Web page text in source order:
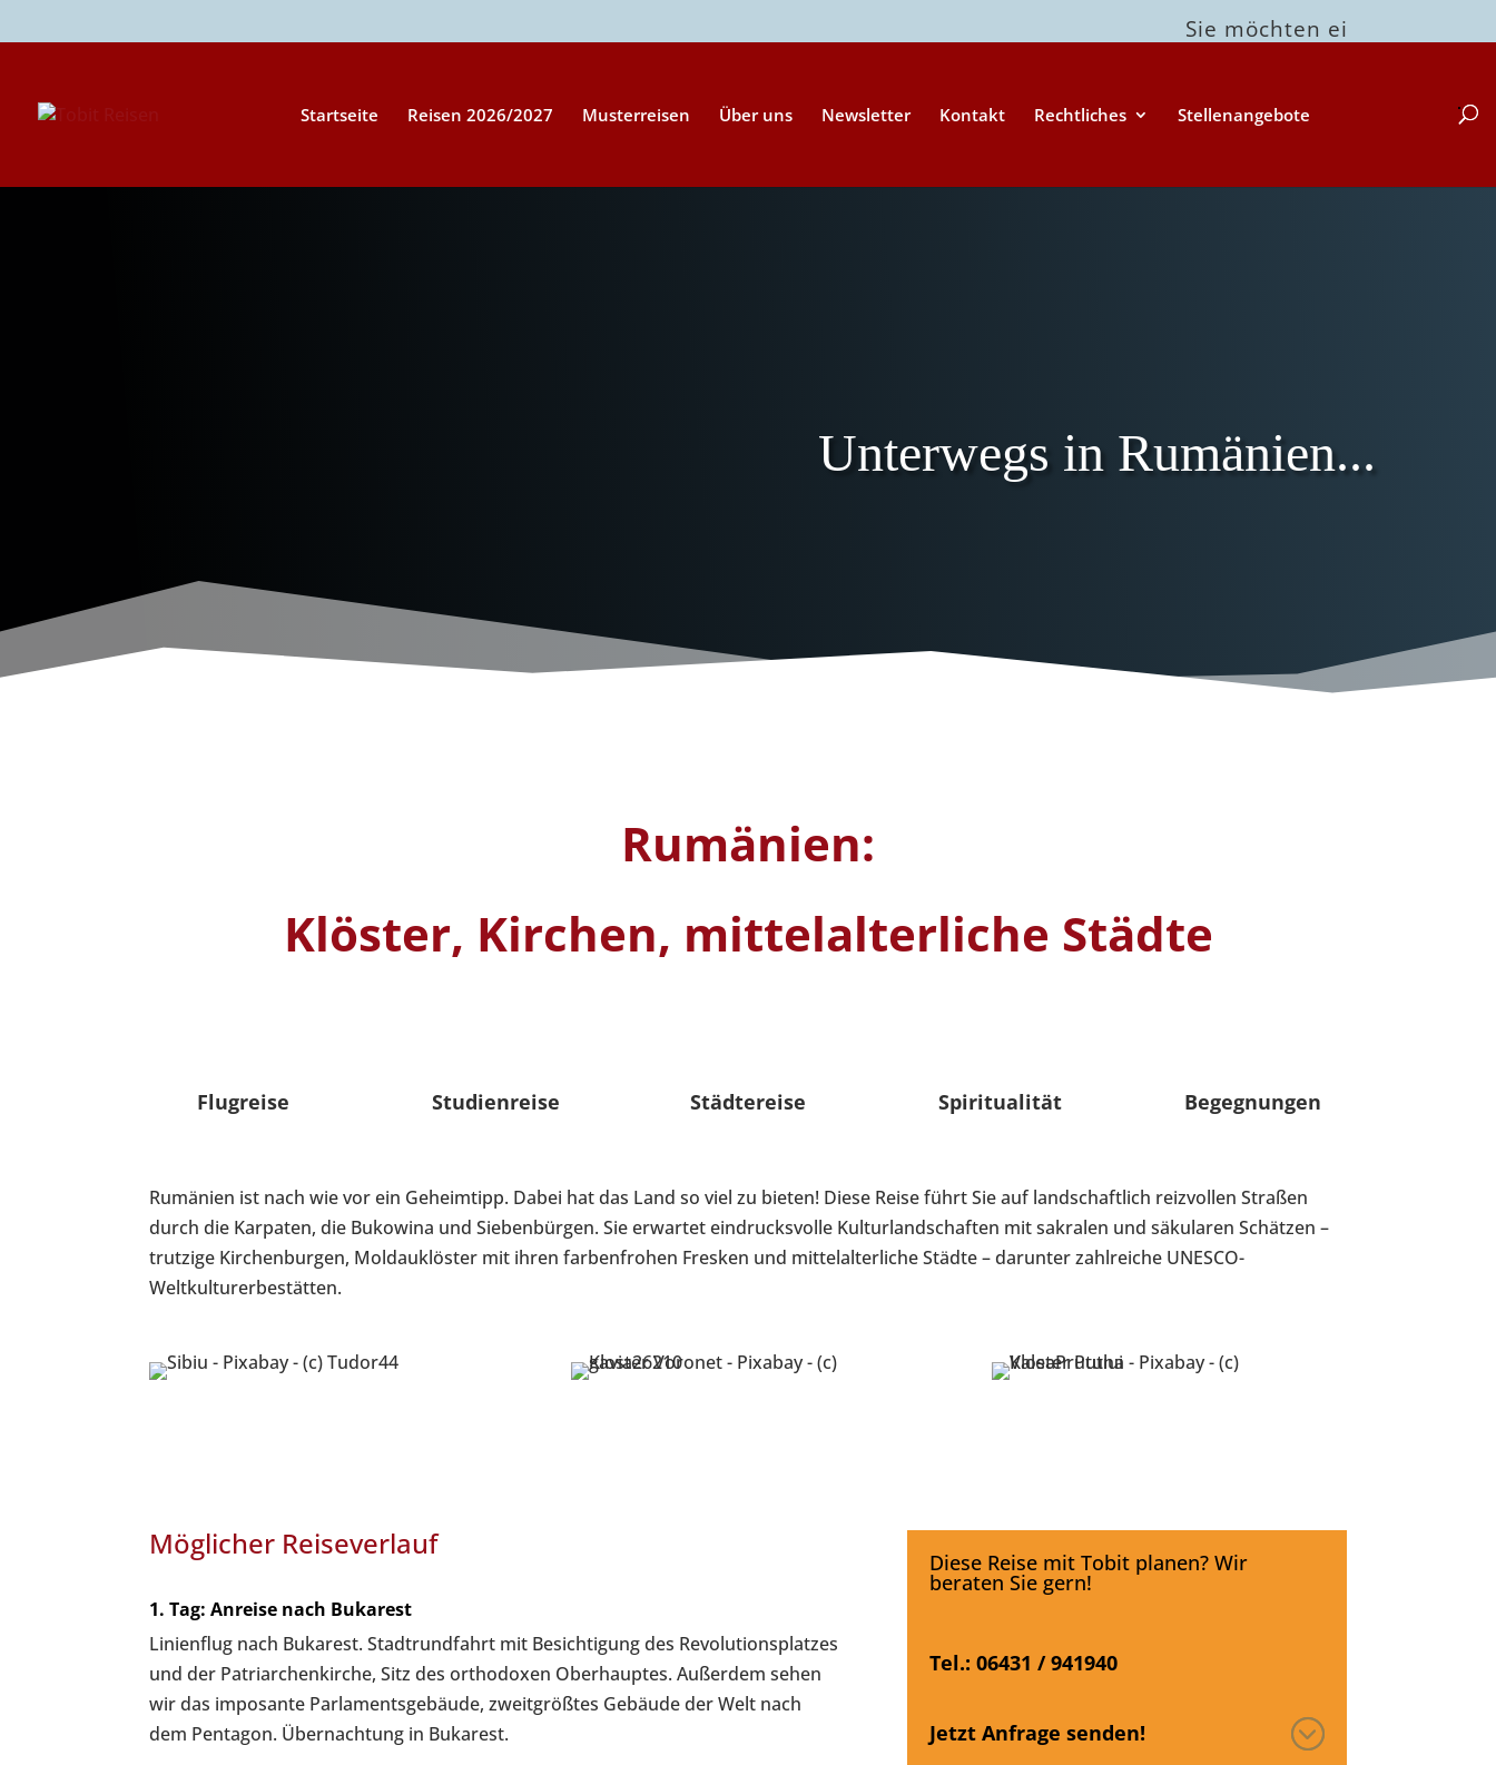
Sie möchten eine
Startseite Reisen 2026/2027 Musterreisen Über uns Newsletter Kontakt Rechtliches Stellenangebote
Unterwegs in Rumänien...
Rumänien:
Klöster, Kirchen, mittelalterliche Städte
Flugreise Studienreise Städtereise Spiritualität Begegnungen
Rumänien ist nach wie vor ein Geheimtipp. Dabei hat das Land so viel zu bieten! Diese Reise führt Sie auf landschaftlich reizvollen Straßen
durch die Karpaten, die Bukowina und Siebenbürgen. Sie erwartet eindrucksvolle Kulturlandschaften mit sakralen und säkularen Schätzen –
trutzige Kirchenburgen, Moldauklöster mit ihren farbenfrohen Fresken und mittelalterliche Städte – darunter zahlreiche UNESCO-
Weltkulturerbestätten.
Möglicher Reiseverlauf
1. Tag: Anreise nach Bukarest
Linienflug nach Bukarest. Stadtrundfahrt mit Besichtigung des Revolutionsplatzes
und der Patriarchenkirche, Sitz des orthodoxen Oberhauptes. Außerdem sehen
wir das imposante Parlamentsgebäude, zweitgrößtes Gebäude der Welt nach
dem Pentagon. Übernachtung in Bukarest.
Diese Reise mit Tobit planen? Wir
beraten Sie gern!
Tel.: 06431 / 941940
Jetzt Anfrage senden!